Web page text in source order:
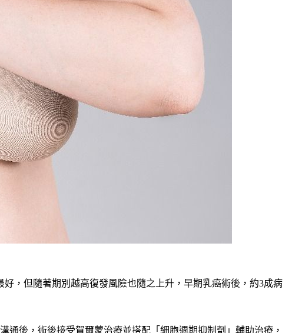
，但隨著期別越高復發風險也隨之上升，早期乳癌術後，約3成病
後，術後接受賀爾蒙治療並搭配「細胞週期抑制劑」輔助治療，